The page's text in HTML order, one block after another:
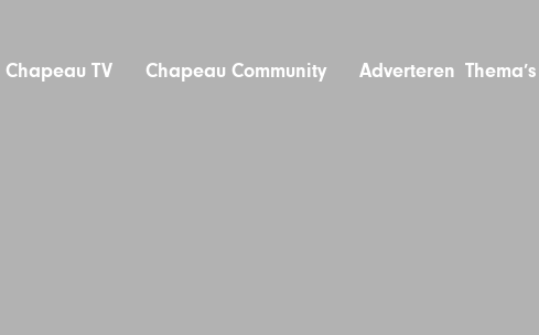
Chapeau TV Chapeau Community Adverteren Thema’s